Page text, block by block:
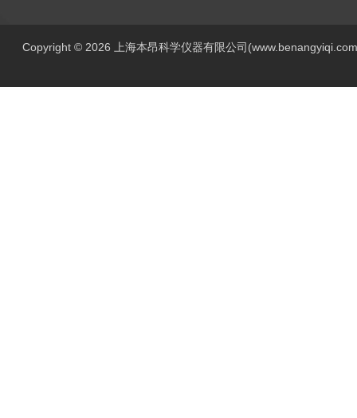
Copyright © 2026 上海本昂科学仪器有限公司